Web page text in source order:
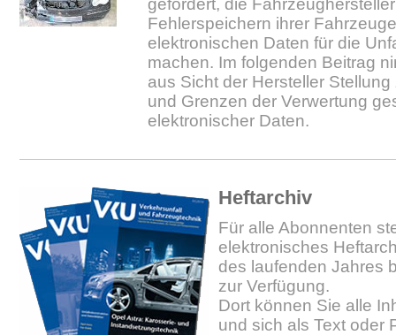
gefordert, die
Fehlerspeichern ihrer
elektronischen Daten für die
machen. Im folgenden Beitrag
aus Sicht der Hersteller
und Grenzen der Verwertung
elektronischer Daten.
Heftarchiv
Für alle Abonnenten
elektronisches
des laufenden Jahres
zur Verfügung.
Dort können Sie alle
und sich als Text oder